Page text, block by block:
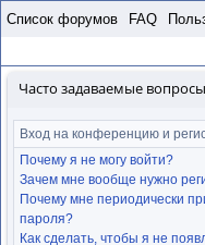
Список форумов FAQ
Часто задаваемые вопросы
Вход на конференцию и
Почему я не могу войти?
Зачем мне вообще нужно
Почему мне периодически
пароля?
Как сделать, чтобы я не